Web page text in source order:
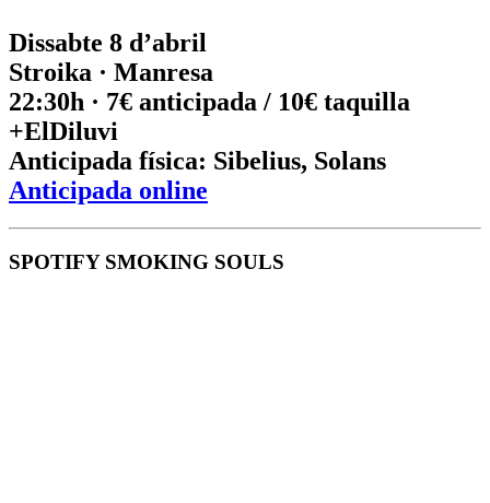
Dissabte 8 d’abril
Stroika · Manresa
22:30h · 7€ anticipada / 10€ taquilla
+ElDiluvi
Anticipada física: Sibelius, Solans
Anticipada online
SPOTIFY SMOKING SOULS